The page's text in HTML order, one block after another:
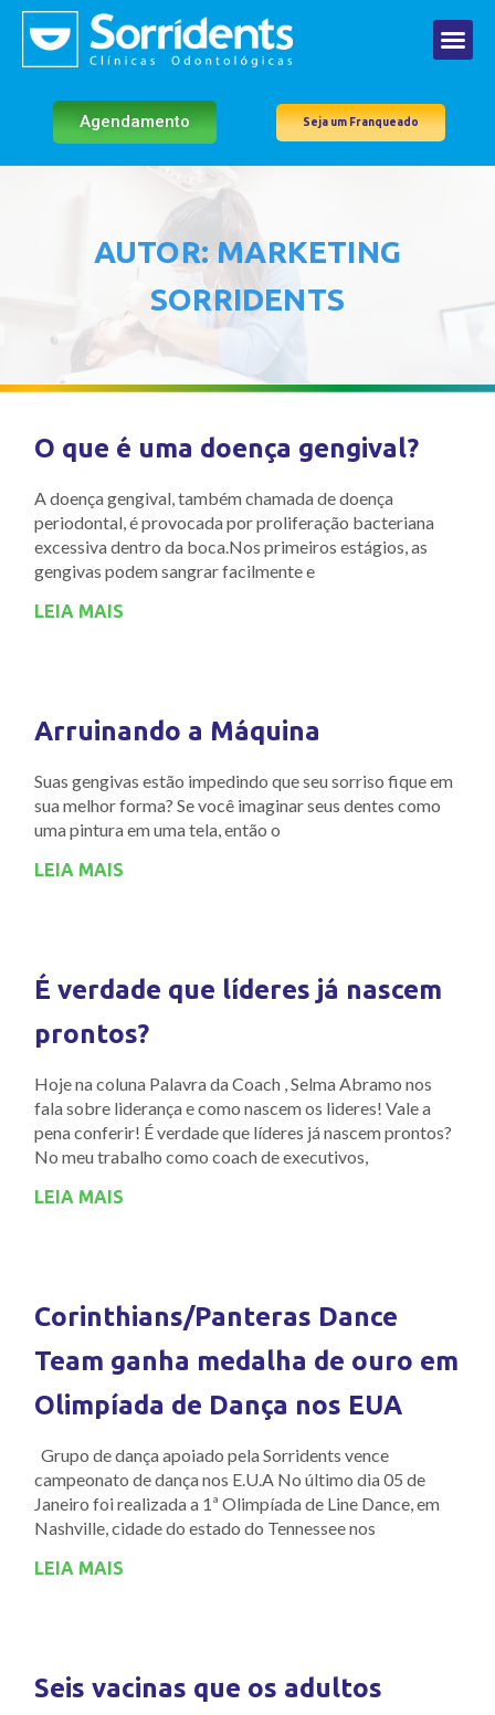
Agendamento Seja um Franqueado
AUTOR: MARKETING
SORRIDENTS
O que é uma doença gengival?
A doença gengival, também chamada de doença
periodontal, é provocada por proliferação bacteriana
excessiva dentro da boca.Nos primeiros estágios, as
gengivas podem sangrar facilmente e
LEIA MAIS
Arruinando a Máquina
Suas gengivas estão impedindo que seu sorriso fique em
sua melhor forma? Se você imaginar seus dentes como
uma pintura em uma tela, então o
LEIA MAIS
É verdade que líderes já nascem
prontos?
Hoje na coluna Palavra da Coach , Selma Abramo nos
fala sobre liderança e como nascem os lideres! Vale a
pena conferir! É verdade que líderes já nascem prontos?
No meu trabalho como coach de executivos,
LEIA MAIS
Corinthians/Panteras Dance
Team ganha medalha de ouro em
Olimpíada de Dança nos EUA
Grupo de dança apoiado pela Sorridents vence
campeonato de dança nos E.U.A No último dia 05 de
Janeiro foi realizada a 1ª Olimpíada de Line Dance, em
Nashville, cidade do estado do Tennessee nos
LEIA MAIS
Seis vacinas que os adultos